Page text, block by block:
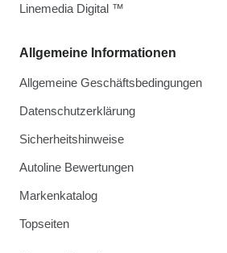
Allgemeine Informationen
Allgemeine Geschäftsbedingungen
Datenschutzerklärung
Sicherheitshinweise
Autoline Bewertungen
Markenkatalog
Topseiten
Linemedia Digital ™